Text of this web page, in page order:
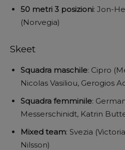
50 metri 3 posizioni: Jon-
(Norvegia)
Skeet
Squadra maschile: Cipro
Nicolas Vasiliou, Gerogios
Squadra femminile:
Messerschinidt, Katrin
Mixed team: Svezia
Nilsson)